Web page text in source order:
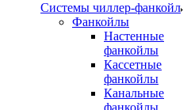
Системы чиллер-фанкойл
Фанкойлы
Настенные
фанкойлы
Кассетные
фанкойлы
Канальные
фанкойлы